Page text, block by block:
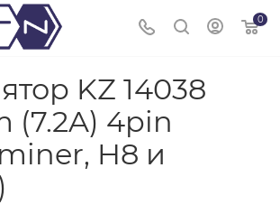
0
KZ 14038
(7.2A) 4pin
H8 и